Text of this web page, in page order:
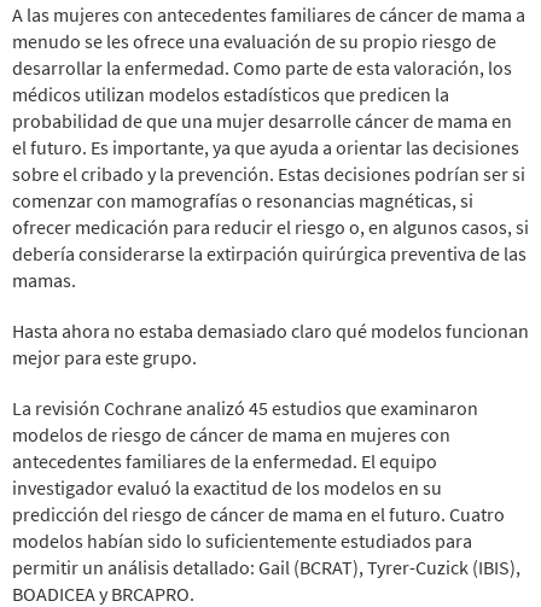
A las mujeres con antecedentes familiares de cáncer de mama a
menudo se les ofrece una evaluación de su propio riesgo de
desarrollar la enfermedad. Como parte de esta valoración, los
médicos utilizan modelos estadísticos que predicen la
probabilidad de que una mujer desarrolle cáncer de mama en
el futuro. Es importante, ya que ayuda a orientar las decisiones
sobre el cribado y la prevención. Estas decisiones podrían ser si
comenzar con mamografías o resonancias magnéticas, si
ofrecer medicación para reducir el riesgo o, en algunos casos, si
debería considerarse la extirpación quirúrgica preventiva de las
mamas.
Hasta ahora no estaba demasiado claro qué modelos funcionan
mejor para este grupo.
La revisión Cochrane analizó 45 estudios que examinaron
modelos de riesgo de cáncer de mama en mujeres con
antecedentes familiares de la enfermedad. El equipo
investigador evaluó la exactitud de los modelos en su
predicción del riesgo de cáncer de mama en el futuro. Cuatro
modelos habían sido lo suficientemente estudiados para
permitir un análisis detallado: Gail (BCRAT), Tyrer-Cuzick (IBIS),
BOADICEA y BRCAPRO.